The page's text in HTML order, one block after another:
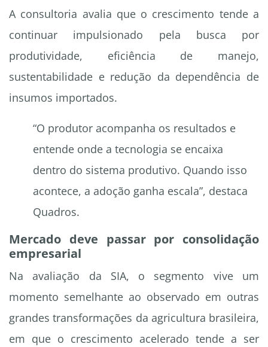
A consultoria avalia que o crescimento tende a
continuar impulsionado pela busca por
produtividade, eficiência de manejo,
sustentabilidade e redução da dependência de
insumos importados.
“O produtor acompanha os resultados e
entende onde a tecnologia se encaixa
dentro do sistema produtivo. Quando isso
acontece, a adoção ganha escala”, destaca
Quadros.
Mercado deve passar por consolidação
empresarial
Na avaliação da SIA, o segmento vive um
momento semelhante ao observado em outras
grandes transformações da agricultura brasileira,
em que o crescimento acelerado tende a ser